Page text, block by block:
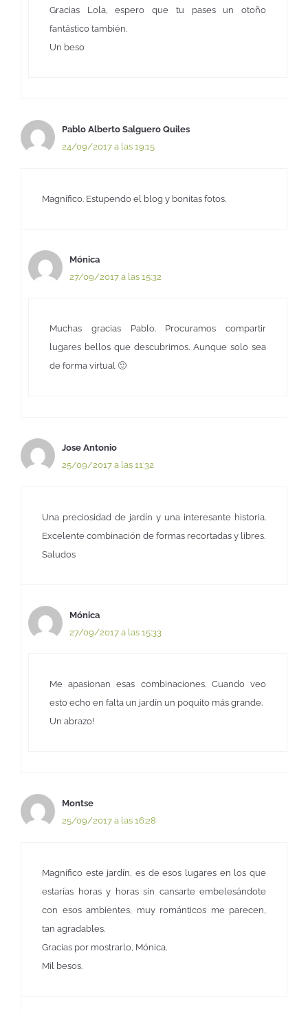
Gracias Lola, espero que tu pases un otoño
fantástico también.
Un beso
Pablo Alberto Salguero Quiles
24/09/2017 a las 19:15
Magnífico. Estupendo el blog y bonitas fotos.
Mónica
27/09/2017 a las 15:32
Muchas gracias Pablo. Procuramos compartir
lugares bellos que descubrimos. Aunque solo sea
de forma virtual 🙂
Jose Antonio
25/09/2017 a las 11:32
Una preciosidad de jardín y una interesante historia.
Excelente combinación de formas recortadas y libres.
Saludos
Mónica
27/09/2017 a las 15:33
Me apasionan esas combinaciones. Cuando veo
esto echo en falta un jardín un poquito más grande.
Un abrazo!
Montse
25/09/2017 a las 16:28
Magnífico este jardín, es de esos lugares en los que
estarías horas y horas sin cansarte embelesándote
con esos ambientes, muy románticos me parecen,
tan agradables.
Gracias por mostrarlo, Mónica.
Mil besos.